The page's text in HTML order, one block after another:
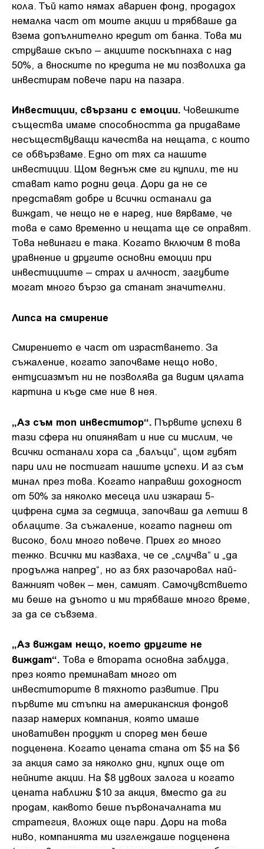
кола. Тъй като нямах авариен фонд, продадох
немалка част от моите акции и трябваше да
взема допълнително кредит от банка. Това ми
струваше скъпо – акциите поскъпнаха с над
50%, а вноските по кредита не ми позволиха да
инвестирам повече пари на пазара.
Инвестиции, свързани с емоции. Човешките
същества имаме способността да придаваме
несъществуващи качества на нещата, с които
се обвързваме. Едно от тях са нашите
инвестиции. Щом веднъж сме ги купили, те ни
стават като родни деца. Дори да не се
представят добре и всички останали да
виждат, че нещо не е наред, ние вярваме, че
това е само временно и нещата ще се оправят.
Това невинаги е така. Когато включим в това
уравнение и другите основни емоции при
инвестициите – страх и алчност, загубите
могат много бързо да станат значителни.
Липса на смирение
Смирението е част от израстването. За
съжаление, когато започваме нещо ново,
ентусиазмът ни не позволява да видим цялата
картина и къде сме ние в нея.
„Аз съм топ инвеститор“. Първите успехи в
тази сфера ни опияняват и ние си мислим, че
всички останали хора са „балъци“, щом губят
пари или не постигат нашите успехи. И аз съм
минал през това. Когато направиш доходност
от 50% за няколко месеца или изкараш 5-
цифрена сума за седмица, започваш да летиш в
облаците. За съжаление, когато паднеш от
високо, боли много повече. Приех го много
тежко. Всички ми казваха, че се „случва“ и „да
продължа напред“, но аз бях разочаровал най-
важният човек – мен, самият. Самочувствието
ми беше на дъното и ми трябваше много време,
за да се съвзема.
„Аз виждам нещо, което другите не
виждат“. Това е втората основна заблуда,
през която преминават много от
инвеститорите в тяхното развитие. При
първите ми стъпки на американския фондов
пазар намерих компания, която имаше
иновативен продукт и според мен беше
подценена. Когато цената стана от $5 на $6
за акция само за няколко дни, купих още от
нейните акции. На $8 удвоих залога и когато
цената наближи $10 за акция, вместо да ги
продам, каквото беше първоначалната ми
стратегия, вложих още пари. Дори на това
ниво, компанията ми изглеждаше подценена